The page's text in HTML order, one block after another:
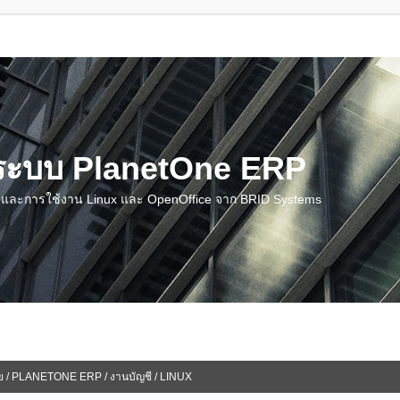
บบ PlanetOne ERP
ะการใช้งาน Linux และ OpenOffice จาก BRID Systems
PLANETONE ERP / งานบัญชี / LINUX